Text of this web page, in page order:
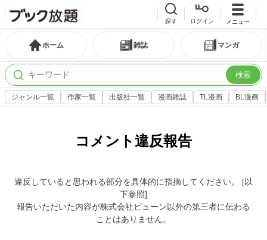
探す ログイン メニュー
ホーム 雑誌 マンガ
検索
ジャンル一覧 作家一覧 出版社一覧 漫画雑誌 TL漫画 BL漫画
コメント違反報告
違反していると思われる部分を具体的に指摘してください。 [以
下参照]
報告いただいた内容が株式会社ビューン以外の第三者に伝わる
ことはありません。